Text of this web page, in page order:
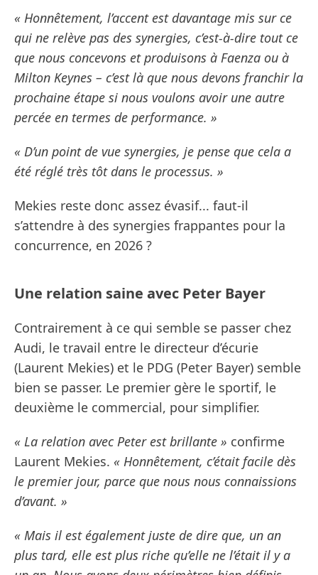
« Honnêtement, l’accent est davantage mis sur ce
qui ne relève pas des synergies, c’est-à-dire tout ce
que nous concevons et produisons à Faenza ou à
Milton Keynes – c’est là que nous devons franchir la
prochaine étape si nous voulons avoir une autre
percée en termes de performance. »
« D’un point de vue synergies, je pense que cela a
été réglé très tôt dans le processus. »
Mekies reste donc assez évasif... faut-il
s’attendre à des synergies frappantes pour la
concurrence, en 2026 ?
Une relation saine avec Peter Bayer
Contrairement à ce qui semble se passer chez
Audi, le travail entre le directeur d’écurie
(Laurent Mekies) et le PDG (Peter Bayer) semble
bien se passer. Le premier gère le sportif, le
deuxième le commercial, pour simplifier.
« La relation avec Peter est brillante » confirme
Laurent Mekies. « Honnêtement, c’était facile dès
le premier jour, parce que nous nous connaissions
d’avant. »
« Mais il est également juste de dire que, un an
plus tard, elle est plus riche qu’elle ne l’était il y a